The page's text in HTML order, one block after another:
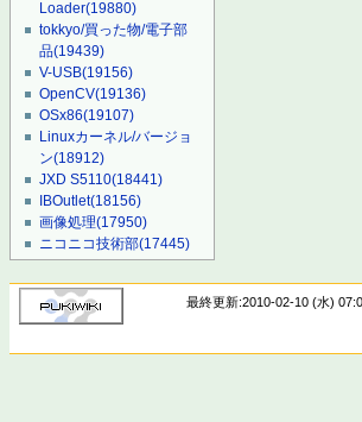
Loader(19880)
tokkyo/買った物/電子部
品(19439)
V-USB(19156)
OpenCV(19136)
OSx86(19107)
Linuxカーネル/バージョ
ン(18912)
JXD S5110(18441)
IBOutlet(18156)
画像処理(17950)
ニコニコ技術部(17445)
最終更新:2010-02-10 (水)